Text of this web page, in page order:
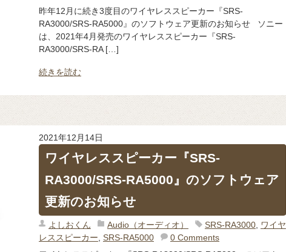
昨年12月に続き3度目のワイヤレススピーカー『SRS-
RA3000/SRS-RA5000』のソフトウェア更新のお知らせ ソニー
は、2021年4月発売のワイヤレススピーカー『SRS-
RA3000/SRS-RA […]
続きを読む
2021年12月14日
ワイヤレススピーカー『SRS-
RA3000/SRS-RA5000』のソフトウェア
更新のお知らせ
よしおくん Audio（オーディオ） SRS-RA3000,
ワイヤ
レススピーカー SRS-RA5000
0 Comments